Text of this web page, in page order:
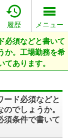

履歴 メニュー
必須などと書いて
か。工場勤務を希
あります。
ード必須などと
でしょうか。
須条件で書いて